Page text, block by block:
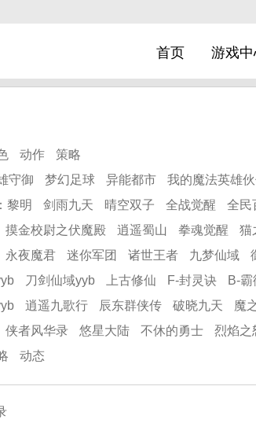
首页 游戏
动作
策略
守御 梦幻足球 异能都市 我的魔法英雄
黎明
剑雨九天 晴空双子 全战觉醒 全民
摸金校尉之伏魔殿 逍遥蜀山 拳魂觉醒 猫
永夜魔君 迷你军团 诸世王者 九梦仙域
刀剑仙域yyb 上古修仙 F-封灵诀 B-霸
逍遥九歌行 辰东群侠传 破晓九天 魔
侠者风华录 悠星大陆 不休的勇士 烈焰之
动态